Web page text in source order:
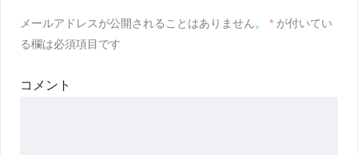
メールアドレスが公開されることはありません。 * が付いてい
る欄は必須項目です
コメント